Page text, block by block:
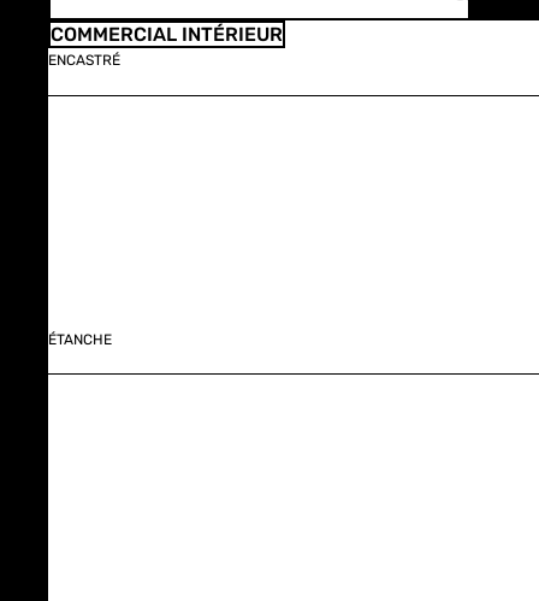
COMMERCIAL INTÉRIEUR
ENCASTRÉ
ÉTANCHE